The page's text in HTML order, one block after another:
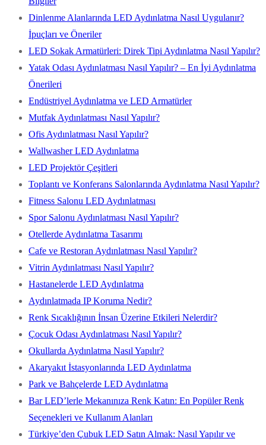
Dinlenme Alanlarında LED Aydınlatma Nasıl Uygulanır?
İpuçları ve Öneriler
LED Sokak Armatürleri: Direk Tipi Aydınlatma Nasıl Yapılır?
Yatak Odası Aydınlatması Nasıl Yapılır? – En İyi Aydınlatma
Önerileri
Endüstriyel Aydınlatma ve LED Armatürler
Mutfak Aydınlatması Nasıl Yapılır?
Ofis Aydınlatması Nasıl Yapılır?
Wallwasher LED Aydınlatma
LED Projektör Çeşitleri
Toplantı ve Konferans Salonlarında Aydınlatma Nasıl Yapılır?
Fitness Salonu LED Aydınlatması
Spor Salonu Aydınlatması Nasıl Yapılır?
Otellerde Aydınlatma Tasarımı
Cafe ve Restoran Aydınlatması Nasıl Yapılır?
Vitrin Aydınlatması Nasıl Yapılır?
Hastanelerde LED Aydınlatma
Aydınlatmada IP Koruma Nedir?
Renk Sıcaklığının İnsan Üzerine Etkileri Nelerdir?
Çocuk Odası Aydınlatması Nasıl Yapılır?
Okullarda Aydınlatma Nasıl Yapılır?
Akaryakıt İstasyonlarında LED Aydınlatma
Park ve Bahçelerde LED Aydınlatma
Bar LED’lerle Mekanınıza Renk Katın: En Popüler Renk
Seçenekleri ve Kullanım Alanları
Türkiye’den Çubuk LED Satın Almak: Nasıl Yapılır ve